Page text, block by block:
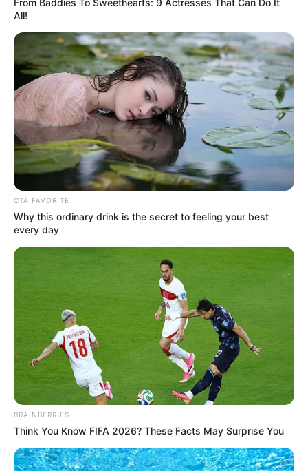
From Baddies To Sweethearts: 9 Actresses That Can Do It
All!
CTA FAVORITE
Why this ordinary drink is the secret to feeling your best
every day
BRAINBERRIES
Think You Know FIFA 2026? These Facts May Surprise You